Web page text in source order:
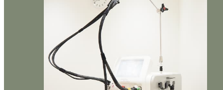
のこだわり
「選んでよかった」を実感する
医療脱毛体験をあなたに